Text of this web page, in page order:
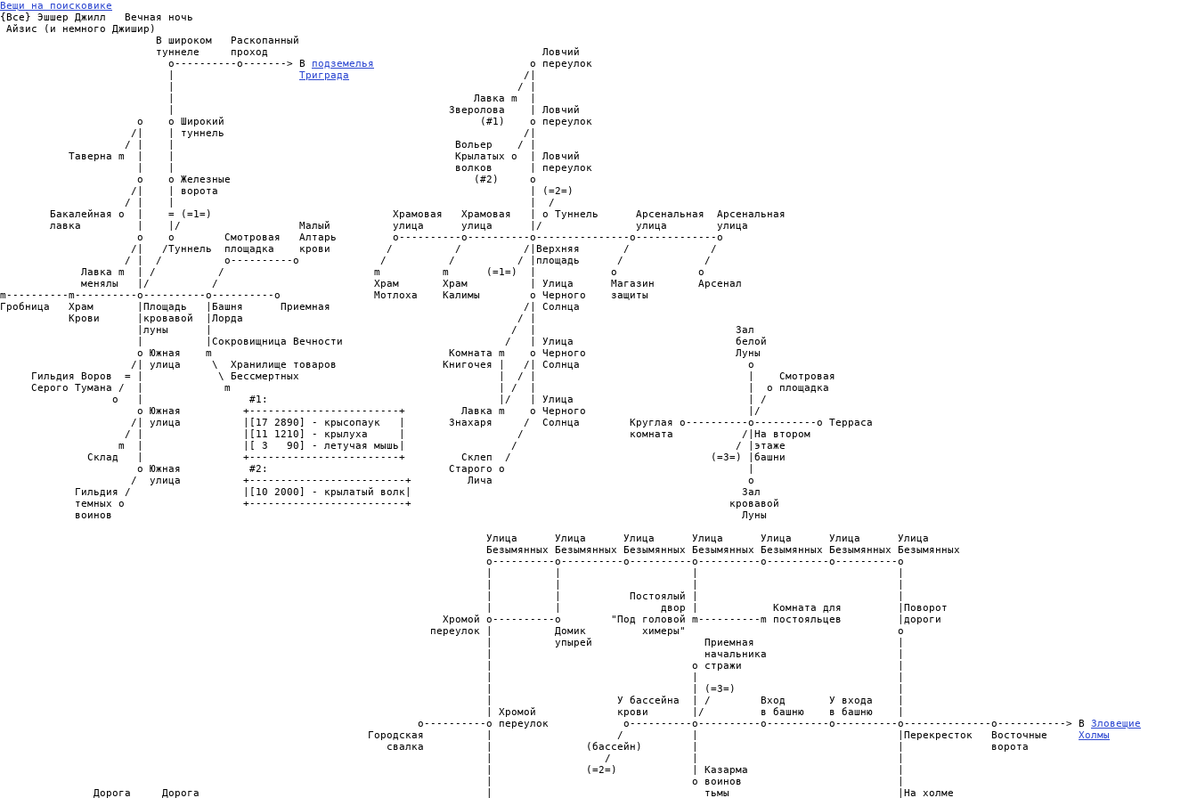
Вещи на поисковике
{Все} Эшшер Джилл   Вечная ночь
Айзис (и немного Джишир)
                         В широком   Раскопанный
                         туннеле     проход                                            Ловчий
                           o----------o-------> В
подземелья
                         o переулок
Триграда
                            /|
                           |                                                       / |
                           |                                                Лавка m  |
                           |                                            Зверолова    | Ловчий
                      o    o Широкий                                         (#1)    o переулок
                     /|    | туннель                                                /|
                    / |    |                                             Вольер    / |
           Таверна m  |    |                                             Крылатых o  | Ловчий
                      |    |                                             волков      | переулок
                      o    o Железные                                       (#2)     o
                     /|    | ворота                                                  | (=2=)
                    / |    |                                                         |  /
        Бакалейная o  |    = (=1=)                             Храмовая   Храмовая   | o Туннель      Арсенальная  Арсенальная
        лавка         |    |/                   Малый          улица      улица      |/               улица        улица
                      o    o        Смотровая   Алтарь         o----------o----------o---------------o-------------o
                     /|   /Туннель  площадка    крови         /          /          /|Верхняя       /             /
                    / |  /          o----------o             /          /          / |площадь      /             /
             Лавка m  | /          /                        m          m      (=1=)  |            o             o
             менялы   |/          /                         Храм       Храм          | Улица      Магазин       Арсенал
m----------m----------o----------o----------o               Мотлоха    Калимы        o Черного    защиты
Гробница   Храм       |Площадь   |Башня      Приемная                               /| Солнца
           Крови      |кровавой  |Лорда                                            / |
                      |луны      |                                                /  |                                Зал
                      |          |Сокровищница Вечности                          /   | Улица                          белой
                      o Южная    m                                      Комната m    o Черного                        Луны
                     /| улица     \  Хранилище товаров                 Книгочея |   /| Солнца                           o
     Гильдия Воров  = |            \ Бессмертных                                |  / |                                  |    Смотровая
     Серого Тумана /  |             m                                           | /  |                                  |  o площадка
                  o   |                 #1:                                     |/   | Улица                            | /
                      o Южная          +------------------------+         Лавка m    o Черного                          |/
                     /| улица          |[17 2890] - крысопаук   |       Знахаря     /  Солнца        Круглая o----------o----------o Терраса
                    / |                |[11 1210] - крылуха     |                  /                 комната           /|На втором
                   m  |                |[ 3   90] - летучая мышь|                 /                                   / |этаже
              Склад   |                +------------------------+         Склеп  /                                (=3=) |башни
                      o Южная           #2:                             Старого o                                       |
                     /  улица          +-------------------------+         Лича                                         o
            Гильдия /                  |[10 2000] - крылатый волк|                                                     Зал
            темных o                   +-------------------------+                                                   кровавой
            воинов                                                                                                     Луны
                                                                              Улица      Улица      Улица      Улица      Улица      Улица      Улица
                                                                              Безымянных Безымянных Безымянных Безымянных Безымянных Безымянных Безымянных
                                                                              o----------o----------o----------o----------o----------o----------o
                                                                              |          |           Постоялый |                                |
                                                                              |          |                двор |            Комната для         |Поворот
                                                                       Хромой o----------o        "Под головой m----------m постояльцев         |дороги
                                                                     переулок |          Домик         химеры"                                  o
                                                                              |          упырей                  Приемная                       |
                                                                              |                                  начальника                     |
                                                                              |                                o стражи                         |
                                                                              |                                | (=3=)                          |
                                                                              |                    У бассейна  | /        Вход       У входа    |
                                                                              | Хромой             крови       |/         в башню    в башню    |
                                                                   o----------o переулок            o----------o----------o----------o----------o--------------o-----------> В
Зловещие
                                                           Городская          |                    /           |                                |Перекресток   Восточные
Холмы
                                                              свалка          |               (бассейн)        |                                |              ворота
                                                                              |                  /             |                                |
                                                                              |               (=2=)            | Казарма                        |
                                                                              |                                o воинов                         |
               Дорога     Дорога                                              |                                  тьмы                           |На холме